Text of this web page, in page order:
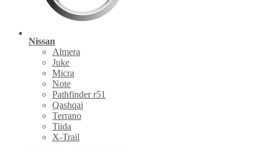
Nissan
Almera
Juke
Micra
Note
Pathfinder r51
Qashqai
Terrano
Tiida
X-Trail